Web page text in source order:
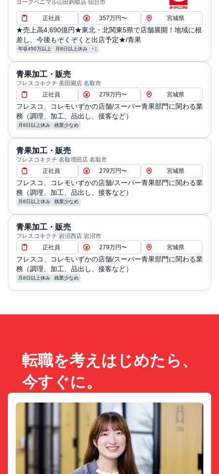
ヨークベニマル山田鈎取店 仙台市
正社員 357万円〜 宮城県
★売上高4,690億円★東北・北関東5県で店舗展開！地域に根
差し、今後もぞくぞくと出店予定★/青果
年収450万以上 月8日以上休み +1
青果加工・販売
フレスコキクチ 美田園店 名取市
正社員
279万円〜 宮城県
フレスコ、コレモいずかの店舗/スーパー青果部門に関わる業
務（調理、加工、品出し、接客など）
月8日以上休み 残業少なめ
青果加工・販売
フレスコキクチ 名取増田店 名取市
正社員
279万円〜 宮城県
フレスコ、コレモいずかの店舗/スーパー青果部門に関わる業
務（調理、加工、品出し、接客など）
月8日以上休み 残業少なめ
青果加工・販売
フレスコキクチ 岩沼西店 岩沼市
正社員
279万円〜 宮城県
フレスコ、コレモいずかの店舗/スーパー青果部門に関わる業
務（調理、加工、品出し、接客など）
月8日以上休み 残業少なめ
転職を考えはじめたら、
今すぐに。